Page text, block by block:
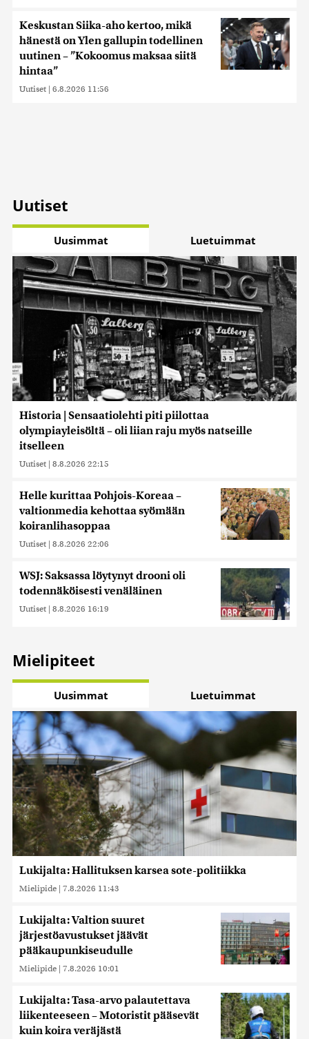
Keskustan Siika-aho kertoo, mikä
hänestä on Ylen gallupin todellinen
uutinen – ”Kokoomus maksaa siitä
hintaa”
Uutiset | 6.8.2026 11:56
Uutiset
Uusimmat Luetuimmat
Historia | Sensaatiolehti piti piilottaa
olympiayleisöltä – oli liian raju myös natseille
itselleen
Uutiset | 8.8.2026 22:15
Helle kurittaa Pohjois-Koreaa –
valtionmedia kehottaa syömään
koiranlihasoppaa
Uutiset | 8.8.2026 22:06
WSJ: Saksassa löytynyt drooni oli
todennäköisesti venäläinen
Uutiset | 8.8.2026 16:19
Mielipiteet
Uusimmat Luetuimmat
Lukijalta: Hallituksen karsea sote-politiikka
Mielipide | 7.8.2026 11:43
Lukijalta: Valtion suuret
järjestöavustukset jäävät
pääkaupunkiseudulle
Mielipide | 7.8.2026 10:01
Lukijalta: Tasa-arvo palautettava
liikenteeseen – Motoristit pääsevät
kuin koira veräjästä